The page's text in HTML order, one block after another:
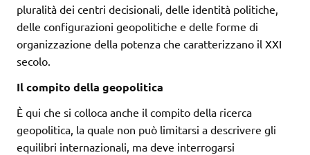
pluralità dei centri decisionali, delle identità politiche,
delle configurazioni geopolitiche e delle forme di
organizzazione della potenza che caratterizzano il XXI
secolo.
Il compito della geopolitica
È qui che si colloca anche il compito della ricerca
geopolitica, la quale non può limitarsi a descrivere gli
equilibri internazionali, ma deve interrogarsi